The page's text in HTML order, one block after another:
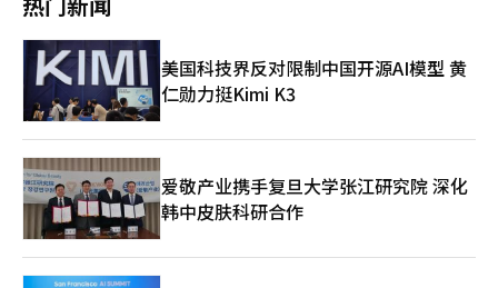
店的最后旅程增添了美食体验。 此次快闪店是全球体验型快闪项
市开展。在国内则于12日至14日三天内运营。动画《玩具总动员
5》将于17日在全国影院上映。 克里斯·林·苏，巴巴琼斯国际总
负责人（SVP）表示：“能够将对许多粉丝具有特殊意义的‘巴巴
琼斯披萨星球’呈现出来，我感到非常高兴，希望此次快闪能让韩
智能（AI）系统翻译与编辑。
铺运营策略也将进行部分调整。以休闲酒吧形式运营的麻浦店将结
束运营，而独立门店和高丽大学店将根据商圈特性继续运营。 马
马鸡相关人士表示：“外卖与打包专门店是反映我们积累的运营经
验的标准化模型，期待将成为未来加盟业务扩展的基础。” 此
外，市场调研机构欧睿信息表示，2024年国内餐饮市场中外卖所
占比例约为35%。预计到2029年，外卖销售比例将扩大至37%，
与店内就餐比例相近。※ 本报道经人工智能（AI）系统翻译与编
辑。
美国科技界反对限制中国开源AI模型 黄
仁勋力挺Kimi K3
爱敬产业携手复旦大学张江研究院 深化
韩中皮肤科研合作